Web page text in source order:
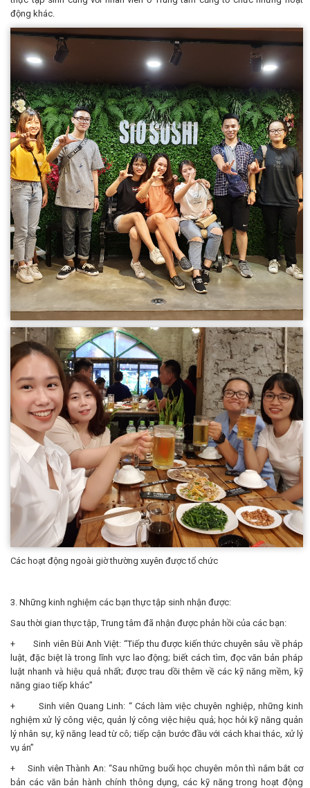
động khác.
Các hoạt động ngoài giờ thường xuyên được tổ chức
3. Những kinh nghiệm các bạn thực tập sinh nhận được:
Sau thời gian thực tập, Trung tâm đã nhận được phản hồi của các bạn:
+ Sinh viên Bùi Anh Việt: “Tiếp thu được kiến thức chuyên sâu về pháp
luật, đặc biệt là trong lĩnh vực lao động; biết cách tìm, đọc văn bản pháp
luật nhanh và hiệu quả nhất; được trau dồi thêm về các kỹ năng mềm, kỹ
năng giao tiếp khác”
+ Sinh viên Quang Linh: “ Cách làm việc chuyên nghiệp, những kinh
nghiệm xử lý công việc, quản lý công việc hiệu quả; học hỏi kỹ năng quản
lý nhân sự, kỹ năng lead từ cô; tiếp cận bước đầu với cách khai thác, xử lý
vụ án”
+ Sinh viên Thành An: “Sau những buổi học chuyên môn thì nắm bắt cơ
bản các văn bản hành chính thông dụng, các kỹ năng trong hoạt động